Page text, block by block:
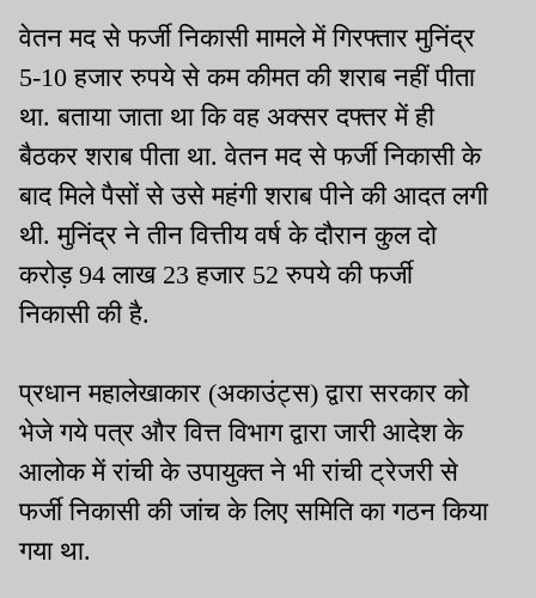
वेतन मद से फर्जी निकासी मामले में गिरफ्तार मुनिंद्र
5-10 हजार रुपये से कम कीमत की शराब नहीं पीता
था. बताया जाता था कि वह अक्सर दफ्तर में ही
बैठकर शराब पीता था. वेतन मद से फर्जी निकासी के
बाद मिले पैसों से उसे महंगी शराब पीने की आदत लगी
थी. मुनिंद्र ने तीन वित्तीय वर्ष के दौरान कुल दो
करोड़ 94 लाख 23 हजार 52 रुपये की फर्जी
निकासी की है.
प्रधान महालेखाकार (अकाउंट्स) द्वारा सरकार को
भेजे गये पत्र और वित्त विभाग द्वारा जारी आदेश के
आलोक में रांची के उपायुक्त ने भी रांची ट्रेजरी से
फर्जी निकासी की जांच के लिए समिति का गठन किया
गया था.